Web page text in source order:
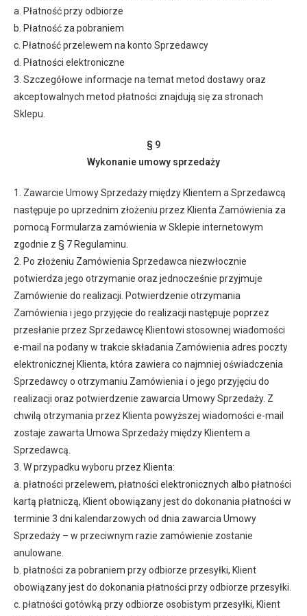
a. Płatność przy odbiorze
b. Płatność za pobraniem
c. Płatność przelewem na konto Sprzedawcy
d. Płatności elektroniczne
3. Szczegółowe informacje na temat metod dostawy oraz
akceptowalnych metod płatności znajdują się za stronach
Sklepu.
§ 9
Wykonanie umowy sprzedaży
1. Zawarcie Umowy Sprzedaży między Klientem a Sprzedawcą
następuje po uprzednim złożeniu przez Klienta Zamówienia za
pomocą Formularza zamówienia w Sklepie internetowym
zgodnie z § 7 Regulaminu.
2. Po złożeniu Zamówienia Sprzedawca niezwłocznie
potwierdza jego otrzymanie oraz jednocześnie przyjmuje
Zamówienie do realizacji. Potwierdzenie otrzymania
Zamówienia i jego przyjęcie do realizacji następuje poprzez
przesłanie przez Sprzedawcę Klientowi stosownej wiadomości
e-mail na podany w trakcie składania Zamówienia adres poczty
elektronicznej Klienta, która zawiera co najmniej oświadczenia
Sprzedawcy o otrzymaniu Zamówienia i o jego przyjęciu do
realizacji oraz potwierdzenie zawarcia Umowy Sprzedaży. Z
chwilą otrzymania przez Klienta powyższej wiadomości e-mail
zostaje zawarta Umowa Sprzedaży między Klientem a
Sprzedawcą.
3. W przypadku wyboru przez Klienta:
a. płatności przelewem, płatności elektronicznych albo płatności
kartą płatniczą, Klient obowiązany jest do dokonania płatności w
terminie 3 dni kalendarzowych od dnia zawarcia Umowy
Sprzedaży – w przeciwnym razie zamówienie zostanie
anulowane.
b. płatności za pobraniem przy odbiorze przesyłki, Klient
obowiązany jest do dokonania płatności przy odbiorze przesyłki.
c. płatności gotówką przy odbiorze osobistym przesyłki, Klient